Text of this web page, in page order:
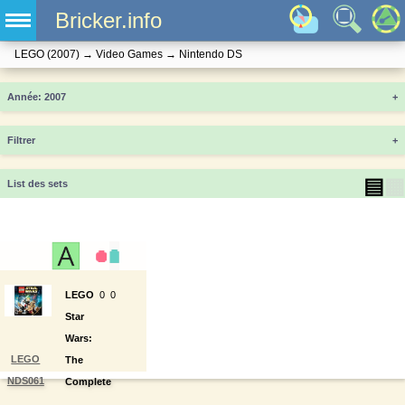
Bricker.info
LEGO (2007) → Video Games → Nintendo DS
Année +
Filtrer +
List des sets ▤
LEGO
NDS061
LEGO
Star
Wars:
The
Complete
00